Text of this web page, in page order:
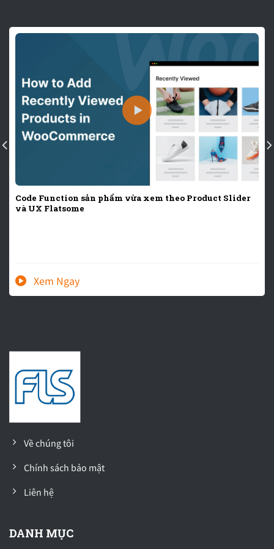
Code Function sản phẩm vừa xem theo Product Slider
và UX Flatsome
Về chúng tôi
Chính sách bảo mật
Liên hệ
DANH MỤC